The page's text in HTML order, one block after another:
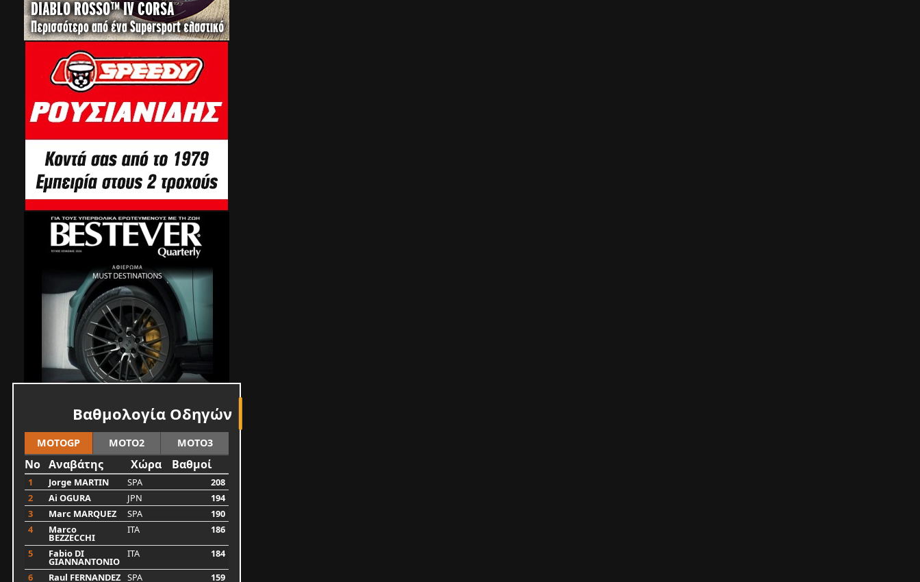
Βαθμολογία Οδηγών
MOTOGP MOTO2 MOTO3
No Αναβάτης Χώρα Βαθμοί
1 Jorge MARTIN SPA
208
2
Ai OGURA JPN
194
3
Marc MARQUEZ SPA
190
4
Marco
BEZZECCHI
ITA
186
5
Fabio DI
GIANNANTONIO
ITA
184
6
Raul FERNANDEZ SPA 159